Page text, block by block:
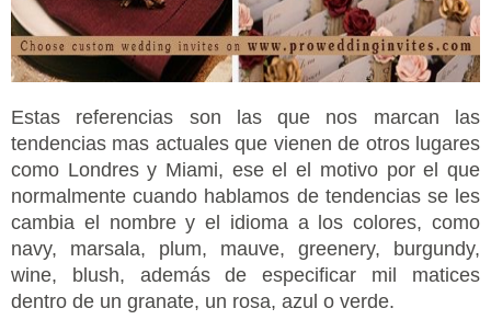
Estas referencias son las que nos marcan las
tendencias mas actuales que vienen de otros lugares
como Londres y Miami, ese el el motivo por el que
normalmente cuando hablamos de tendencias se les
cambia el nombre y el idioma a los colores, como
navy, marsala, plum, mauve, greenery, burgundy,
wine, blush, además de especificar mil matices
dentro de un granate, un rosa, azul o verde.